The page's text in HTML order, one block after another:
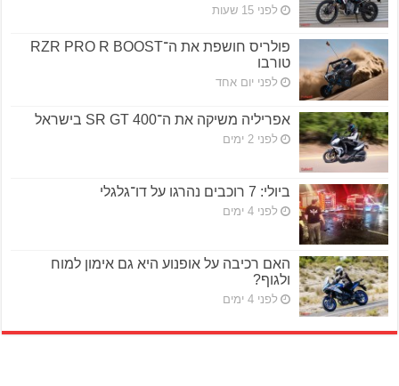
לפני 15 שעות
פולריס חושפת את ה־RZR PRO R BOOST
טורבו
לפני יום אחד
אפריליה משיקה את ה־SR GT 400 בישראל
לפני 2 ימים
ביולי: 7 רוכבים נהרגו על דו־גלגלי
לפני 4 ימים
האם רכיבה על אופנוע היא גם אימון למוח
ולגוף?
לפני 4 ימים